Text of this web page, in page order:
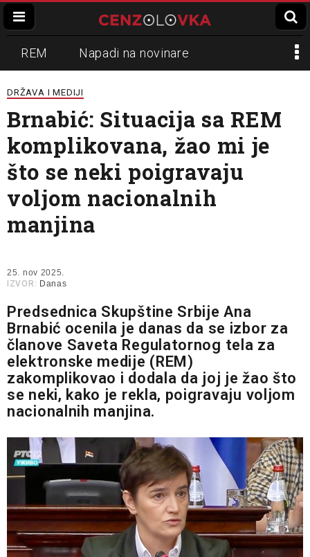
REM Napadi na novinare
Zvučni top
Propaganda Lokalni mediji
Informer Slavko Ćuruvija
DRŽAVA I MEDIJI
Brnabić: Situacija sa REM
komplikovana, žao mi je
što se neki poigravaju
voljom nacionalnih
manjina
25. nov 2025.
IZVOR: Danas
Predsednica Skupštine Srbije Ana
Brnabić ocenila je danas da se izbor za
članove Saveta Regulatornog tela za
elektronske medije (REM)
zakomplikovao i dodala da joj je žao što
se neki, kako je rekla, poigravaju voljom
nacionalnih manjina.